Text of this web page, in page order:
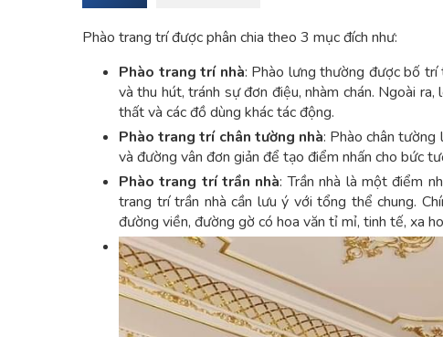
Phào trang trí được phân chia theo 3 mục đích như:
Phào trang trí nhà: Phào lưng thường được bố
và thu hút, tránh sự đơn điệu, nhàm chán. Ngoài
thất và các đồ dùng khác tác động.
Phào trang trí chân tường nhà: Phào chân
và đường vân đơn giản để tạo điểm nhấn cho bức
Phào trang trí trần nhà: Trần nhà là một điểm
trang trí trần nhà cần lưu ý với tổng thể chung.
đường viền, đường gờ có hoa văn tỉ mỉ, tinh tế, xa